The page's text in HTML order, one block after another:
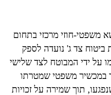
משפטי-חוזי מרכזי בתחום
ביטוח צד ג' נועדה לספק
על ידי המבוטח לצד שלישי
במכשיר משפטי שמטרתו
תוך שמירה על זכויות